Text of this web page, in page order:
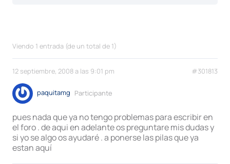
Viendo 1 entrada (de un total de 1)
12 septiembre, 2008 a las 9:01 pm #301813
paquitamg Participante
pues nada que ya no tengo problemas para escribir en
el foro . de aqui en adelante os preguntare mis dudas y
si yo se algo os ayudaré . a ponerse las pilas que ya
estan aquí